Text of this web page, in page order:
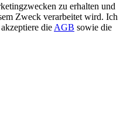
zu erhalten und
Zweck verarbeitet wird. Ich
die AGB sowie die